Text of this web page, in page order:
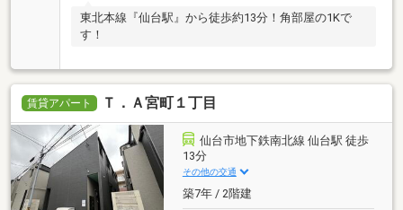
東北本線『仙台駅』から徒歩約13分！角部屋の1Kで
す！
賃貸アパート Ｔ．Ａ宮町１丁目
仙台市地下鉄南北線 仙台駅 徒歩
13分
その他の交通
築7年 / 2階建